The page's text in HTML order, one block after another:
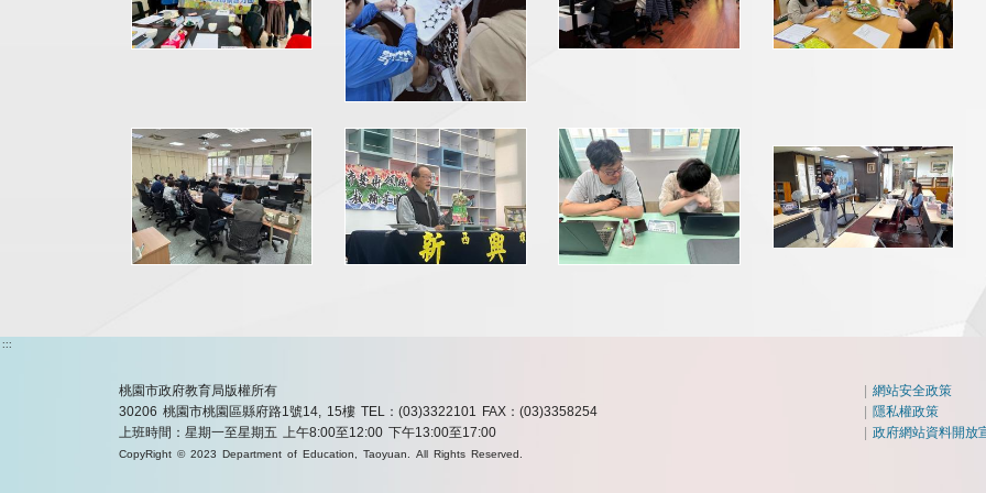
:::
桃園市政府教育局版權所有
30206 桃園市桃園區縣府路1號14, 15樓 TEL：(03)3322101 FAX：(03)3358254
上班時間：星期一至星期五 上午8:00至12:00 下午13:00至17:00
CopyRight © 2023 Department of Education, Taoyuan. All Rights Reserved.
|網站安全政策
隱私權政策
|政府網站資料開放